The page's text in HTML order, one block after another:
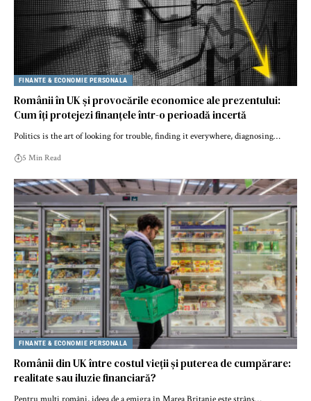
FINANTE & ECONOMIE PERSONALA
Românii în UK și provocările economice ale prezentului:
Cum îți protejezi finanțele într-o perioadă incertă
Politics is the art of looking for trouble, finding it everywhere, diagnosing…
5 Min Read
FINANTE & ECONOMIE PERSONALA
Românii din UK între costul vieții și puterea de cumpărare:
realitate sau iluzie financiară?